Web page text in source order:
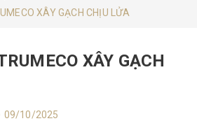
XÂY GẠCH CHỊU LỬA
XÂY GẠCH
09/10/2025